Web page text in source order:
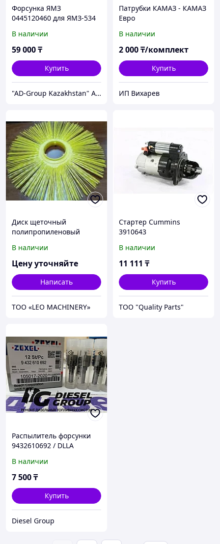
Форсунка ЯМЗ
0445120460 для ЯМЗ-534
В наличии
59 000₸
Купить
"AD-Group Kazakhstan" Автомобильные топливные системы. ТНВД, форсунки, бензонасосы, датчики, прочее.
Патрубки КАМАЗ - КАМАЗ
Евро
В наличии
2 000₸/комплект
Купить
ИП Вихарев
Диск щеточный
полипропиленовый
беспроставочный для
щеток МТЗ, Камаз
В наличии
Цену уточняйте
Написать
ТОО «LEO MACHINERY»
Стартер Cummins
3910643
В наличии
11 111 ₸
Купить
ТОО "Quality Parts"
Распылитель форсунки
9432610692 / DLLA
для Hyundai / KIA / MMC
В наличии
7 500₸
Купить
Diesel Group